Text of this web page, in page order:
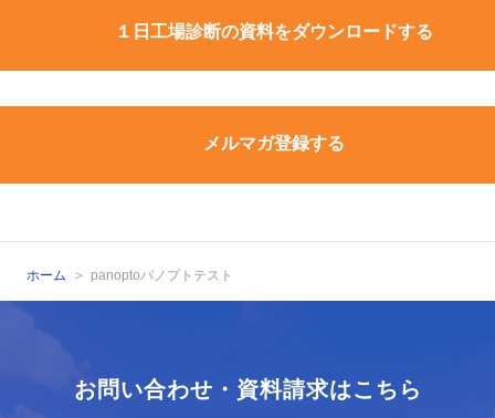
１日工場診断の資料をダウンロードする
メルマガ登録する
ホーム panoptoパノプトテスト
お問い合わせ・資料請求はこちら